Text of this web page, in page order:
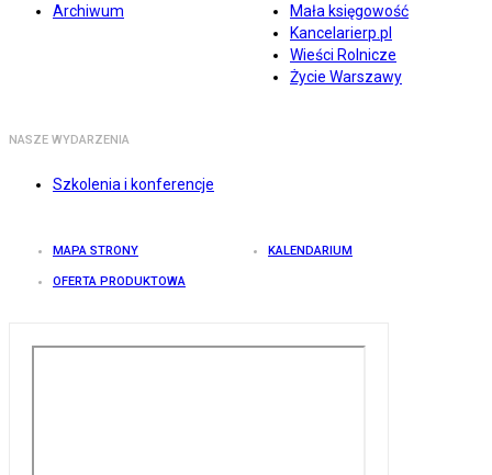
Archiwum
Mała księgowość
Kancelarierp.pl
Wieści Rolnicze
Życie Warszawy
NASZE WYDARZENIA
Szkolenia i konferencje
MAPA STRONY KALENDARIUM
OFERTA PRODUKTOWA